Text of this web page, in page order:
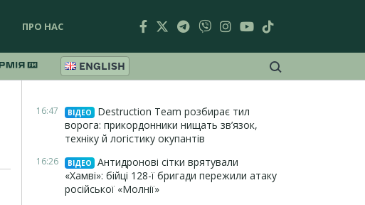
ПРО НАС
ENGLISH
16:47 ВІДЕО
Destruction Team розбирає тил
ворога: прикордонники нищать зв’язок,
техніку й логістику окупантів
16:26 ВІДЕО
Антидронові сітки врятували
«Хамві»: бійці 128-ї бригади пережили атаку
російської «Молнії»